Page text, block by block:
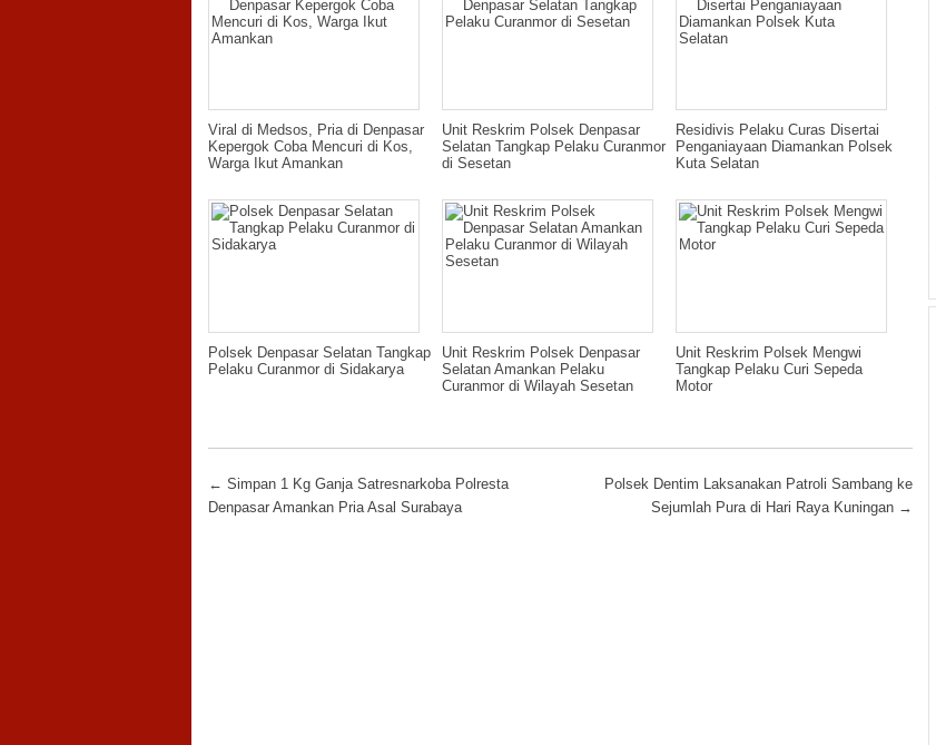
Viral di Medsos, Pria di Denpasar
Kepergok Coba Mencuri di Kos,
Warga Ikut Amankan
Unit Reskrim Polsek Denpasar
Selatan Tangkap Pelaku Curanmor
di Sesetan
Residivis Pelaku Curas Disertai
Penganiayaan Diamankan Polsek
Kuta Selatan
Polsek Denpasar Selatan Tangkap
Pelaku Curanmor di Sidakarya
Unit Reskrim Polsek Denpasar
Selatan Amankan Pelaku
Curanmor di Wilayah Sesetan
Unit Reskrim Polsek Mengwi
Tangkap Pelaku Curi Sepeda
Motor
Post navigation
← Simpan 1 Kg Ganja Satresnarkoba Polresta
Denpasar Amankan Pria Asal Surabaya
Polsek Dentim Laksanakan Patroli Sambang ke
Sejumlah Pura di Hari Raya Kuningan →